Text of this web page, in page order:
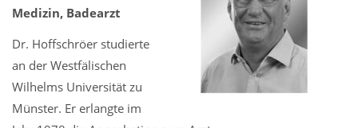
Medizin, Badearzt
Dr. Hoffschröer studierte
an der Westfälischen
Wilhelms Universität zu
Münster. Er erlangte im